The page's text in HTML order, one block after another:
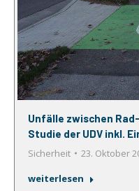
Unfälle zwischen
Studie der UDV inkl.
Sicherheit
23. Oktober
weiterlesen